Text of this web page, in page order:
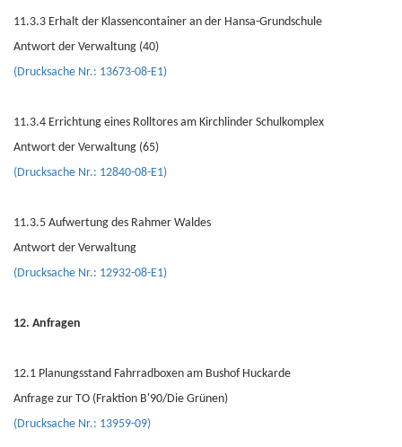
11.3.3 Erhalt der Klassencontainer an der Hansa-Grundschule
Antwort der Verwaltung (40)
(Drucksache Nr.: 13673-08-E1)
11.3.4 Errichtung eines Rolltores am Kirchlinder Schulkomplex
Antwort der Verwaltung (65)
(Drucksache Nr.: 12840-08-E1)
11.3.5 Aufwertung des Rahmer Waldes
Antwort der Verwaltung
(Drucksache Nr.: 12932-08-E1)
12. Anfragen
12.1 Planungsstand Fahrradboxen am Bushof Huckarde
Anfrage zur TO (Fraktion B'90/Die Grünen)
(Drucksache Nr.: 13959-09)